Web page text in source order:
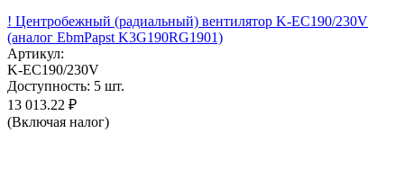
! Центробежный (радиальный) вентилятор K-EC190/230V
(аналог EbmPapst K3G190RG1901)
Артикул:
K-EC190/230V
Доступность: 5 шт.
13 013.22 ₽
(Включая налог)